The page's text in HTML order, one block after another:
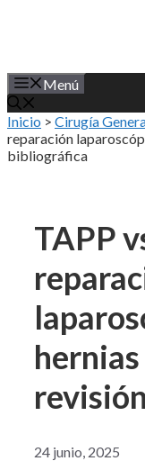
Menú
Inicio > Cirugía
reparación
bibliográfica
TAPP
24 junio, 2025